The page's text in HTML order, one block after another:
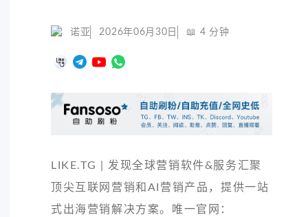
诺亚 2026年06月30日 📖 4 分钟
LIKE.TG | 发现全球营销软件&服务汇聚
顶尖互联网营销和AI营销产品，提供一站
式出海营销解决方案。唯一官网：